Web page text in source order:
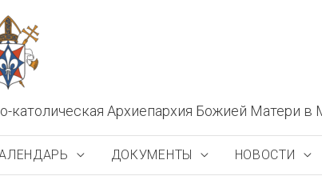
католическая Архиепархия Божией Матери в
ДОКУМЕНТЫ НОВОСТИ